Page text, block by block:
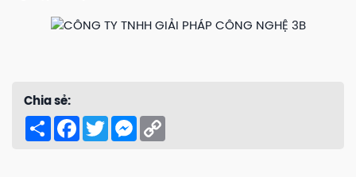
Chia sẻ:
ShareFacebook
TwitterMessenger